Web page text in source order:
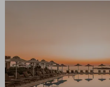
Halfpension
of All
Inclusive